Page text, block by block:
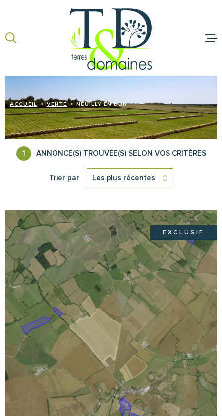
recherche
principal
VENDRE
TERRES ET
ACCUEIL VENTE NEUILLY EN DUN
1 ANNONCE(S) TROUVÉE(S) SELON VOS CRITÈRES
Trier par Les plus récentes
EXCLUSIF
VOIR LE BIEN